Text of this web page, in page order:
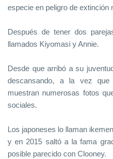
especie en peligro de extinción
Después de tener dos
llamados Kiyomasi y Annie.
Desde que arribó a su
descansando, a la vez
muestran numerosas fotos
sociales.
Los japoneses lo llaman
y en 2015 saltó a la fama
posible parecido con Clooney.